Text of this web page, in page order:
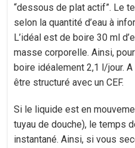
“dessous de plat actif”. Le
selon la quantité d’eau à
L’idéal est de boire 30 ml
masse corporelle. Ainsi,
boire idéalement 2,1 l/jour.
être structuré avec un CEF.
Si le liquide est en
tuyau de douche), le temps
instantané. Ainsi, si vous